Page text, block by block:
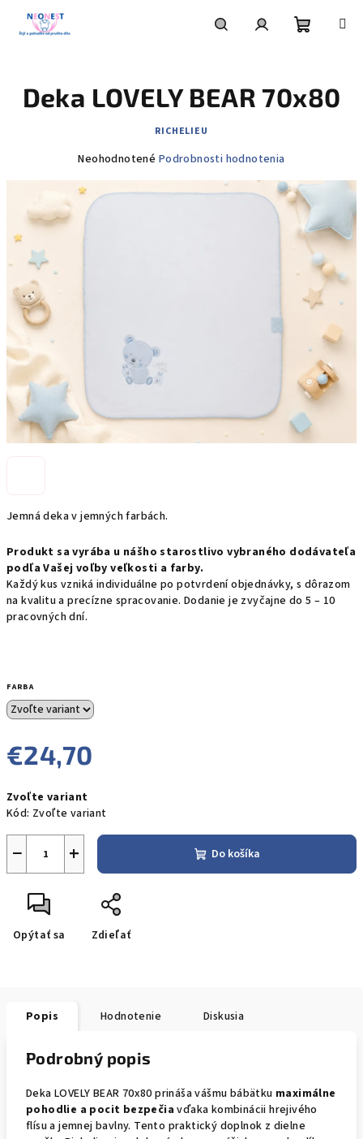
obsah
košík
Jemná deka v jemných farbách.
Produkt sa vyrába u nášho starostlivo vybraného dodávateľa
podľa Vašej voľby veľkosti a farby.
Každý kus vzniká individuálne po potvrdení objednávky, s dôrazom
na kvalitu a precízne spracovanie. Dodanie je zvyčajne do 5 – 10
pracovných dní.
FARBA
€24,70
cena:
Zvoľte variant
Kód: Zvoľte variant
+
− Do košíka
Opýtať sa Zdieľať
Deka LOVELY BEAR 70x80
RICHELIEU
Priemerné
produktu
0,0
Neohodnotené Podrobnosti hodnotenia
Popis Hodnotenie Diskusia
Podrobný popis
Deka LOVELY BEAR 70x80 prináša vášmu bábätku maximálne
pohodlie a pocit bezpečia vďaka kombinácii hrejivého
flísu a jemnej bavlny. Tento praktický doplnok z dielne